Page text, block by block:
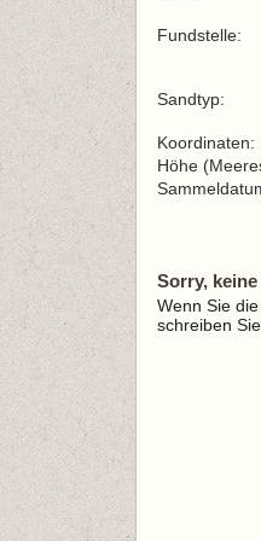
Fundstelle:
Sandtyp:
Koordinaten:
Höhe
Sorry,
Wenn Sie
schreiben